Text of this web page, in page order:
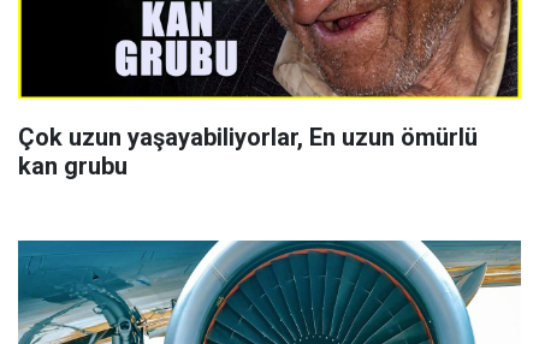
Çok uzun yaşayabiliyorlar, En uzun ömürlü
kan grubu